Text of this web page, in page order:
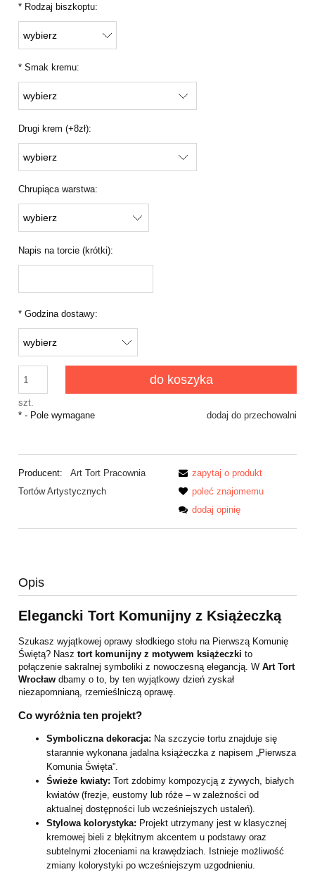
* Rodzaj biszkoptu:
* Smak kremu:
Drugi krem (+8zł):
Chrupiąca warstwa:
Napis na torcie (krótki):
* Godzina dostawy:
szt.
do koszyka
dodaj do przechowalni
* - Pole wymagane
Producent:
Art Tort Pracownia
Tortów Artystycznych
zapytaj o produkt
poleć znajomemu
dodaj opinię
Opis
Elegancki Tort Komunijny z Książeczką
Szukasz wyjątkowej oprawy słodkiego stołu na Pierwszą Komunię
Świętą? Nasz tort komunijny z motywem książeczki to
połączenie sakralnej symboliki z nowoczesną elegancją. W Art Tort
Wrocław dbamy o to, by ten wyjątkowy dzień zyskał
niezapomnianą, rzemieślniczą oprawę.
Co wyróżnia ten projekt?
Symboliczna dekoracja: Na szczycie tortu znajduje się
starannie wykonana jadalna książeczka z napisem „Pierwsza
Komunia Święta”.
Świeże kwiaty: Tort zdobimy kompozycją z żywych, białych
kwiatów (frezje, eustomy lub róże – w zależności od
aktualnej dostępności lub wcześniejszych ustaleń).
Stylowa kolorystyka: Projekt utrzymany jest w klasycznej
kremowej bieli z błękitnym akcentem u podstawy oraz
subtelnymi złoceniami na krawędziach. Istnieje możliwość
zmiany kolorystyki po wcześniejszym uzgodnieniu.